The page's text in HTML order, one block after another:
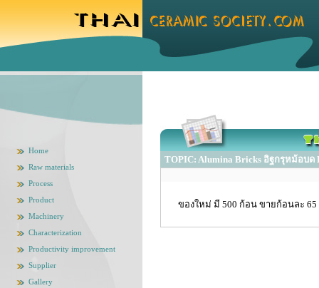
Home
Raw materials
Process
Product
Machinery
Characterization
Productivity improvement
Supplier
Gallery
TOPIC: Alumina Bricks อิฐกรุหม้อบด
ของใหม่ มี 500 ก้อน ขายก้อนละ